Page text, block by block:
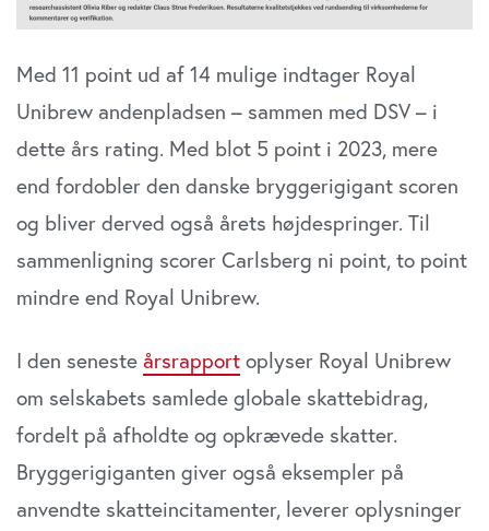
Med 11 point ud af 14 mulige indtager Royal
Unibrew andenpladsen – sammen med DSV – i
dette års rating. Med blot 5 point i 2023, mere
end fordobler den danske bryggerigigant scoren
og bliver derved også årets højdespringer. Til
sammenligning scorer Carlsberg ni point, to point
mindre end Royal Unibrew.
I den seneste årsrapport oplyser Royal Unibrew
om selskabets samlede globale skattebidrag,
fordelt på afholdte og opkrævede skatter.
Bryggerigiganten giver også eksempler på
anvendte skatteincitamenter, leverer oplysninger